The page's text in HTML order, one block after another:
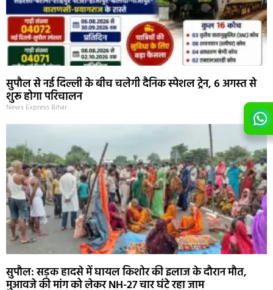
सुपौल से नई दिल्ली के बीच चलेगी दैनिक स्पेशल ट्रेन, 6 अगस्त से
शुरू होगा परिचालन
News Express Bihar
सुपौल: सड़क हादसे में घायल किशोर की इलाज के दौरान मौत,
मुआवजे की मांग को लेकर NH-27 चार घंटे रहा जाम